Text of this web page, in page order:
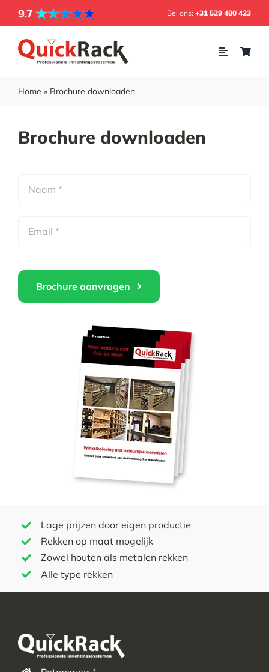
Skip
to
content
Bel ons:+31 529 480 423
Toggle
Home
Soorten rekken
Tijdelijke promotie
Home » Brochure downloaden
Brochure downloaden
Brochure aanvragen
Lage prijzen door eigen productie
Rekken op maat mogelijk
Zowel houten als metalen rekken
Alle type rekken